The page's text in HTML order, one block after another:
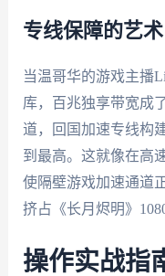
专线保障的艺术
当温哥华的游戏主播
库，百兆独享带宽成
道，回国加速专线构
到最高。这就像在高
使隔壁游戏加速通道
挤占《长月烬明》
操作实战指